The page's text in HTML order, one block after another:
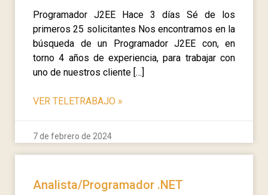
Programador J2EE Hace 3 días Sé de los
primeros 25 solicitantes Nos encontramos en la
búsqueda de un Programador J2EE con, en
torno 4 años de experiencia, para trabajar con
uno de nuestros cliente […]
VER TELETRABAJO »
7 de febrero de 2024
Analista/Programador .NET